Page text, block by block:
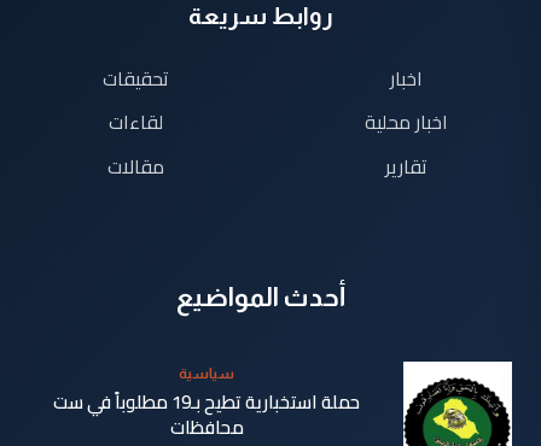
روابط سريعة
اخبار
اخبار محلية
تقارير
تحقيقات
لقاءات
مقالات
أحدث المواضيع
سياسية
حملة استخبارية تطيح بـ19 مطلوباً في ست
محافظات